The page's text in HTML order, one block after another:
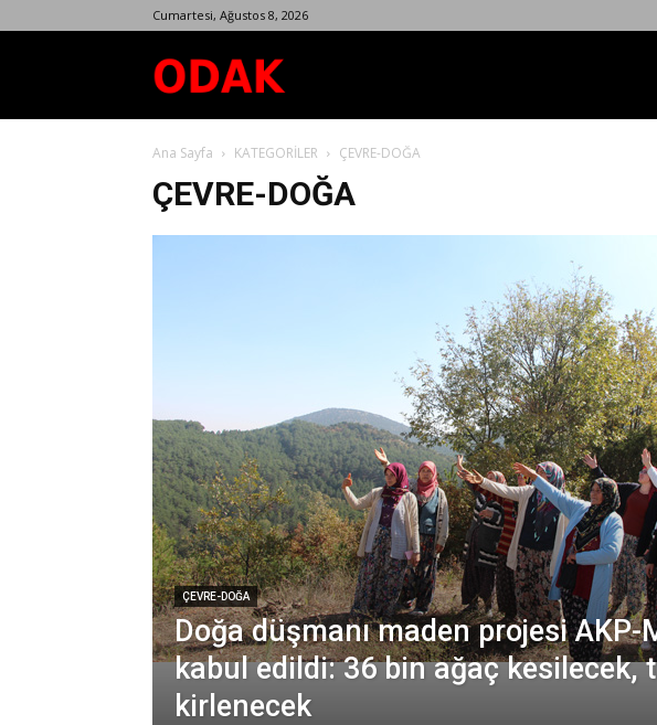
Cumartesi, Ağustos 8, 2026
Dergisi
Ana Sayfa KATEGORİLER ÇEVRE-DOĞA
ÇEVRE-DOĞA
ÇEVRE-DOĞA
Doğa düşmanı maden projesi AKP-
kabul edildi: 36 bin ağaç kesilecek,
kirlenecek